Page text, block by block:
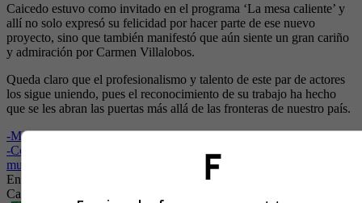
Caicedo estuvo como invitado en el programa ‘La mesa caliente’ y
allí no solo expresó su felicidad por hacer parte de ese nuevo
proyecto, sino que también manifestó que aún siente un gran cariño
y admiración por Carmen Villalobos.
Queda claro que el profesionalismo y talento de este par de actores
los sigue uniendo, pues el reconocimiento de su trabajo ha hecho
que se les abran las puertas más allá de las fronteras de nuestro país.
-Michelle Trachtenberg: series y películas donde actuó
-Coke Studio aterriza en Colombia para revolucionar la escena
musical
Entretenimiento
Carmen Villalobos
Caicedo